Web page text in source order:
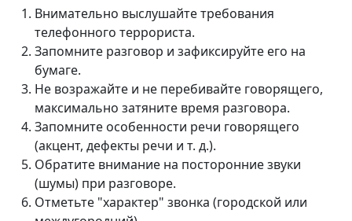
Внимательно выслушайте требования
телефонного террориста.
Запомните разговор и зафиксируйте его на
бумаге.
Не возражайте и не перебивайте говорящего,
максимально затяните время разговора.
Запомните особенности речи говорящего
(акцент, дефекты речи и т. д.).
Обратите внимание на посторонние звуки
(шумы) при разговоре.
Отметьте "характер" звонка (городской или